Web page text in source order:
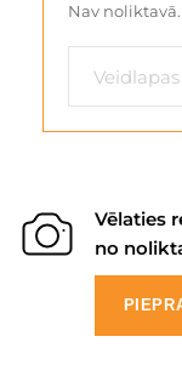
Nav
Vēlaties
no